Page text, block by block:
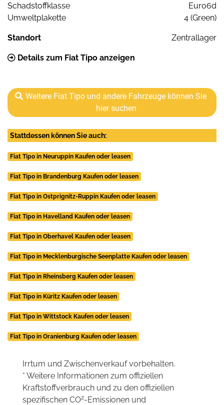
Schadstoffklasse
Euro6d
Umweltplakette
4 (Green)
Standort Zentrallager
Details zum Fiat Tipo anzeigen
Weitere Fiat Tipo und andere Fahrzeuge können Sie
hier suchen
Stattdessen können Sie auch:
Fiat Tipo in Neuruppin Kaufen oder leasen
Fiat Tipo in Brandenburg Kaufen oder leasen
Fiat Tipo in Ostprignitz-Ruppin Kaufen oder leasen
Fiat Tipo in Havelland Kaufen oder leasen
Fiat Tipo in Oberhavel Kaufen oder leasen
Fiat Tipo in Mecklenburgische Seenplatte Kaufen oder leasen
Fiat Tipo in Rheinsberg Kaufen oder leasen
Fiat Tipo in Küritz Kaufen oder leasen
Fiat Tipo in Wittstock Kaufen oder leasen
Fiat Tipo in Oranienburg Kaufen oder leasen
Irrtum und Zwischenverkauf vorbehalten.
* Weitere Informationen zum offiziellen
Kraftstoffverbrauch und zu den offiziellen
spezifischen CO2-Emissionen und